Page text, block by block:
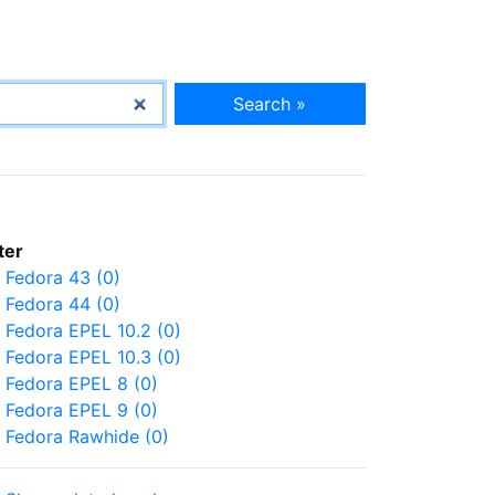
Search »
Fedora 43 (0)
Fedora 44 (0)
Fedora EPEL 10.2 (0)
Fedora EPEL 10.3 (0)
Fedora EPEL 8 (0)
Fedora EPEL 9 (0)
Fedora Rawhide (0)